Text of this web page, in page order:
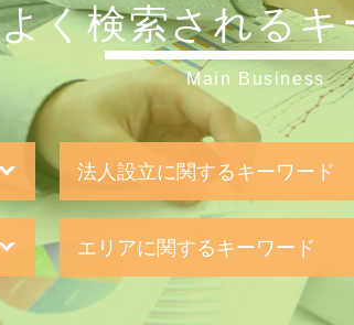
よく検索されるキ
Main Business
法人設立に関するキーワード
会社設立 費用
新規開業 スタートアップ支援資金
株式会社 資本金
エリアに関するキーワード
相続税申告 東京都 税理士 相談